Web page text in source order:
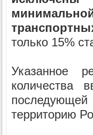
только 15%
Указанное
количества
территорию